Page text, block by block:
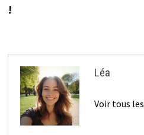
!
Léa
Voir tous